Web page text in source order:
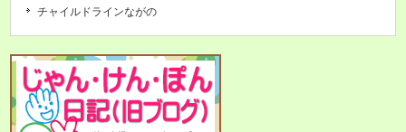
チャイルドラインながの